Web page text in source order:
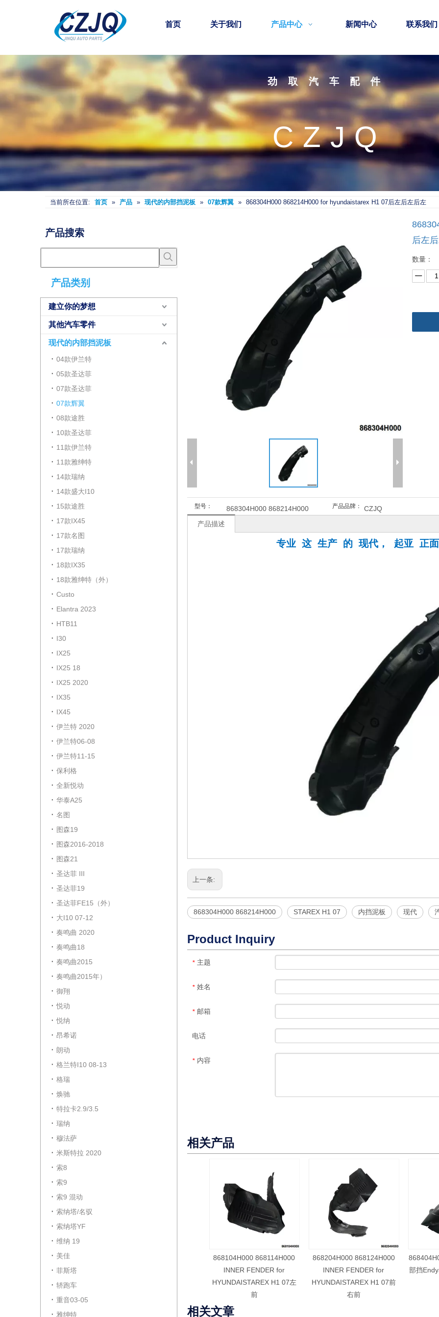
首页 关于我们 产品中心 新闻中心 联系我们
劲取汽车配件
CZJQ
当前所在位置: 首页 » 产品 » 现代的内部挡泥板 » 07款辉翼 » 868304H000 868214H000 for hyundaistarex H1 07后左后左后左
产品搜索
产品类别
建立你的梦想
其他汽车零件
现代的内部挡泥板
04款伊兰特
05款圣达菲
07款圣达菲
07款辉翼
08款途胜
10款圣达菲
11款伊兰特
11款雅绅特
14款瑞纳
14款盛大I10
15款途胜
17款IX45
17款名图
17款瑞纳
18款IX35
18款雅绅特（外）
Custo
Elantra 2023
HTB11
I30
IX25
IX25 18
IX25 2020
IX35
IX45
伊兰特 2020
伊兰特06-08
伊兰特11-15
保利格
全新悦动
华泰A25
名图
图森19
图森2016-2018
图森21
圣达菲 III
圣达菲19
圣达菲FE15（外）
大I10 07-12
奏鸣曲 2020
奏鸣曲18
奏鸣曲2015
奏鸣曲2015年）
御翔
悦动
悦纳
昂希诺
朗动
格兰特I10 08-13
格瑞
焕驰
特拉卡2.9/3.5
瑞纳
穆法萨
米斯特拉 2020
索8
索9
索9 混动
索纳塔/名驭
索纳塔YF
维纳 19
美佳
菲斯塔
轿跑车
重音03-05
雅绅特
后左
数量：
型号： 868304H000 868214H000 产品品牌：
CZJQ
产品描述
专业 这 生产 的 现代， 起亚 正
上一条:
868304H000 868214H000 STAREX H1 07 内挡泥板 现代
Product Inquiry
* 主题
* 姓名
* 邮箱
电话
* 内容
相关产品
868104H000 868114H000
INNER FENDER for
HYUNDAISTAREX H1 07左
前
868204H000 868124H000
INNER FENDER for
HYUNDAISTAREX H1 07前
右前
部挡
相关文章